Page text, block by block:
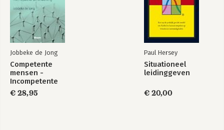
Jobbeke de Jong
Competente
mensen -
Incompetente
teams
€ 28,95
Paul Hersey
Situationeel
leidinggeven
€ 20,00